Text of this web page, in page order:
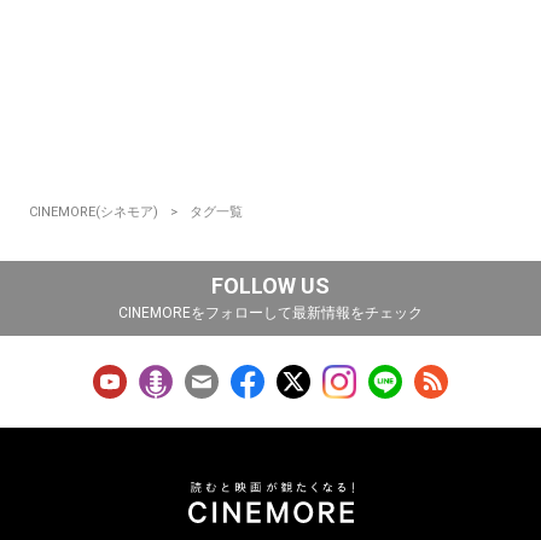
CINEMORE(シネモア) タグ一覧
FOLLOW US
CINEMOREをフォローして最新情報をチェック